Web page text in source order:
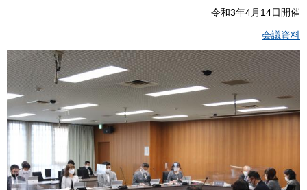
令和3年4月14日開催
会議資料